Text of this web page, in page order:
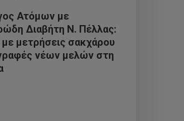
Ατόμων με
Διαβήτη Ν. Πέλλας:
μετρήσεις σακχάρου
νέων μελών στη